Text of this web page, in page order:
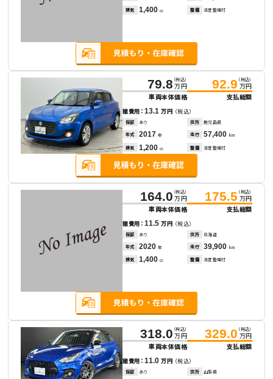
排気 1,400 cc 整備 法定整備付
79.8 （税込）
万円
車両本体価格
92.9 （税込）
万円
支払総額
諸費用：13.1万円 （税込）
保証 あり 住所 鹿児島県
年式 2017 年 走行 57,400 km
排気 1,200 cc 整備 法定整備付
164.0 （税込）
万円
車両本体価格
175.5 （税込）
万円
支払総額
諸費用：11.5万円 （税込）
保証 あり 住所 北海道
年式 2020 年 走行 39,900 km
排気 1,400 cc 整備 法定整備付
318.0 （税込）
万円
車両本体価格
329.0 （税込）
万円
支払総額
諸費用：11.0万円 （税込）
保証 あり 住所 山梨県